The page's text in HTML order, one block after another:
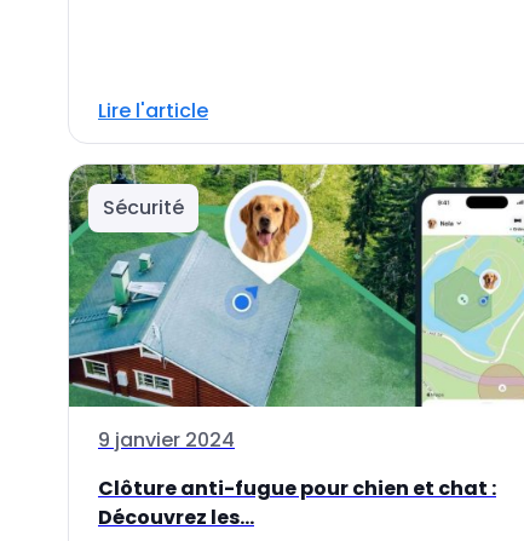
Lire l'article
Sécurité
9 janvier 2024
Clôture anti-fugue pour chien et chat :
Découvrez les...